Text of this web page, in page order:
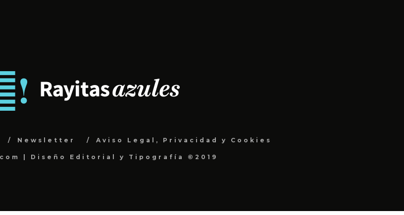
Newsletter Aviso Legal, Privacidad y Cookies
| Diseño Editorial y Tipografía ©2019